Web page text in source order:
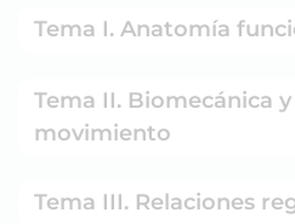
Tema I. Anatomía
Tema II. Biomecánica
movimiento
Tema III. Relaciones